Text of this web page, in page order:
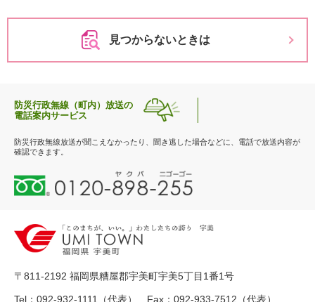
見つからないときは
防災行政無線（町内）放送の
電話案内サービス
防災行政無線放送が聞こえなかったり、聞き逃した場合などに、電話で放送内容が
確認できます。
0
1
-
8
-
〒811-2192 福岡県糟屋郡宇美町宇美5丁目1番1号
Tel：092-932-1111（代表） Fax：092-933-7512（代表）